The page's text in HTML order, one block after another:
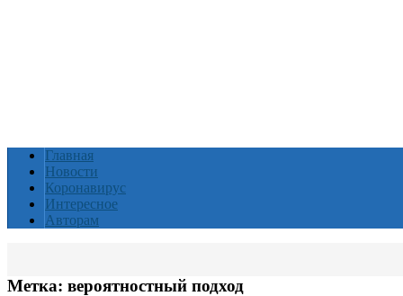
Главная
Новости
Коронавирус
Интересное
Авторам
Метка: вероятностный подход